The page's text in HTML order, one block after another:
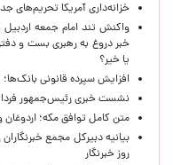
خزانه‌داری آمریکا تحریم‌های
واکنش تند امام جمعه
خبر دروغ به رهبری بست و
یا خیر؟
افزایش سپرده قانونی بانک‌ها؛
نشست خبری رئیس‌جمهور فردا
متن کامل توافق مکه؛
بیانیه دبیرکل مجمع
روز خبرنگار